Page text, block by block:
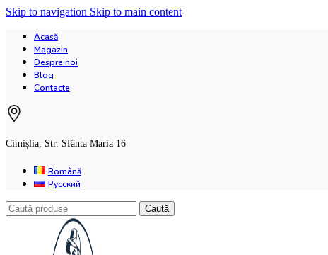
Skip to navigation Skip to main content
Acasă
Magazin
Despre noi
Blog
Contacte
Cimișlia, Str. Sfânta Maria 16
Română
Русский
Caută